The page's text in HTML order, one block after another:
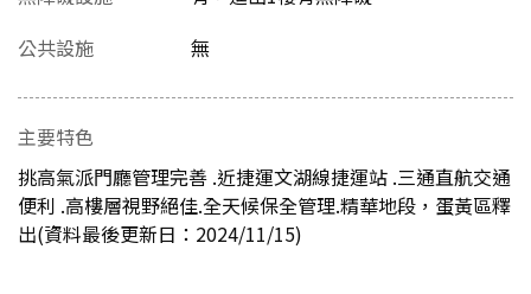
公共設施
無
主要特色
挑高氣派門廳管理完善 .近捷運文湖線捷運站 .三通直航交通
便利 .高樓層視野絕佳.全天候保全管理.精華地段，蛋黃區釋
出(資料最後更新日：2024/11/15)